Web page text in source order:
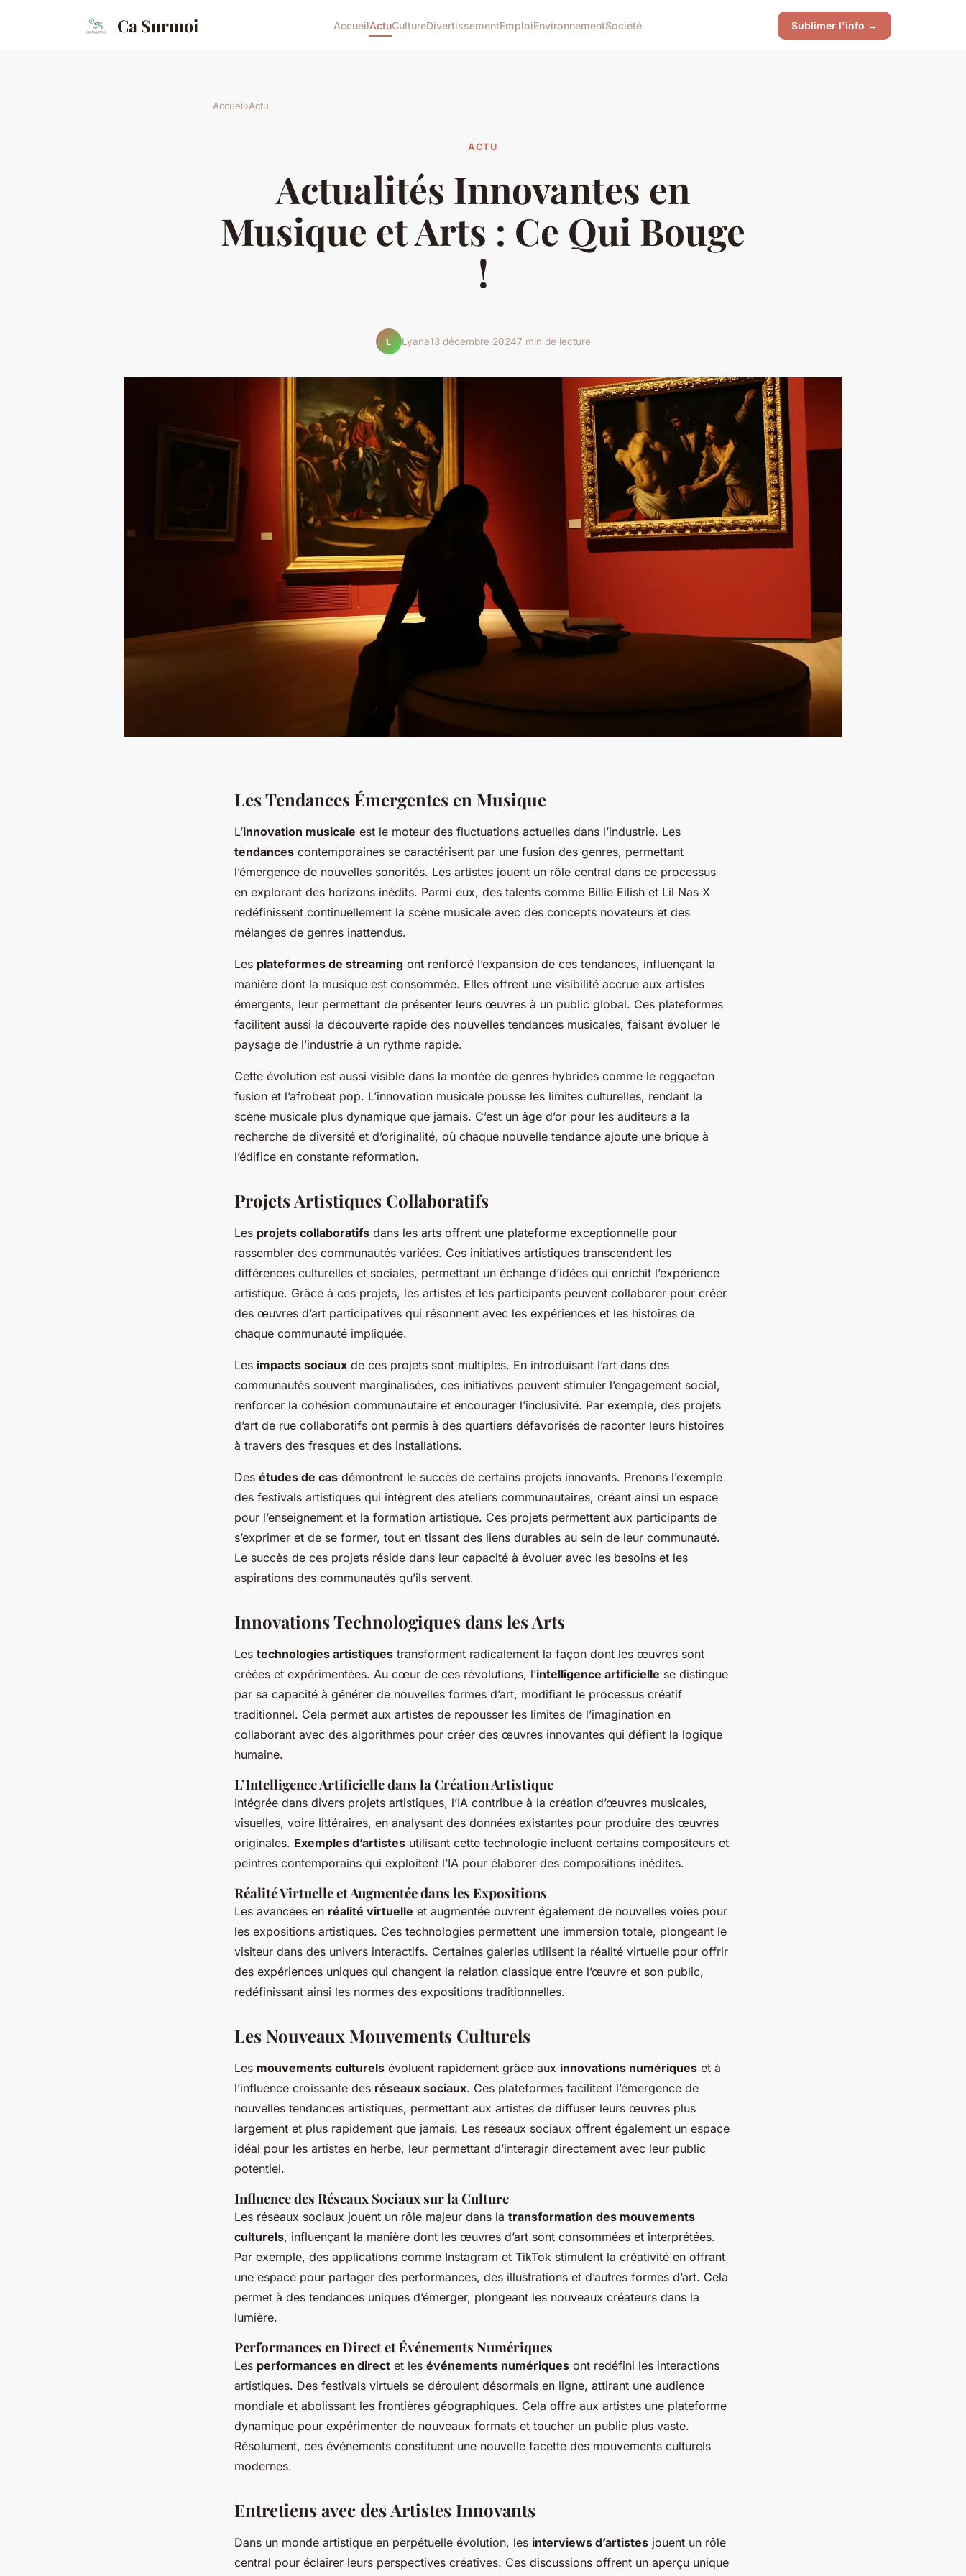
Ca Surmoi AccueilActuCultureDivertissementEmploiEnvironnementSociété Sublimer l'info →
Accueil›Actu
ACTU
Actualités Innovantes en
Musique et Arts : Ce Qui Bouge
!
L Lyana13 décembre 20247 min de lecture
Les Tendances Émergentes en Musique
L’innovation musicale est le moteur des fluctuations actuelles dans l’industrie. Les
tendances contemporaines se caractérisent par une fusion des genres, permettant
l’émergence de nouvelles sonorités. Les artistes jouent un rôle central dans ce processus
en explorant des horizons inédits. Parmi eux, des talents comme Billie Eilish et Lil Nas X
redéfinissent continuellement la scène musicale avec des concepts novateurs et des
mélanges de genres inattendus.
Les plateformes de streaming ont renforcé l’expansion de ces tendances, influençant la
manière dont la musique est consommée. Elles offrent une visibilité accrue aux artistes
émergents, leur permettant de présenter leurs œuvres à un public global. Ces plateformes
facilitent aussi la découverte rapide des nouvelles tendances musicales, faisant évoluer le
paysage de l’industrie à un rythme rapide.
Cette évolution est aussi visible dans la montée de genres hybrides comme le reggaeton
fusion et l’afrobeat pop. L’innovation musicale pousse les limites culturelles, rendant la
scène musicale plus dynamique que jamais. C’est un âge d’or pour les auditeurs à la
recherche de diversité et d’originalité, où chaque nouvelle tendance ajoute une brique à
l’édifice en constante reformation.
Projets Artistiques Collaboratifs
Les projets collaboratifs dans les arts offrent une plateforme exceptionnelle pour
rassembler des communautés variées. Ces initiatives artistiques transcendent les
différences culturelles et sociales, permettant un échange d’idées qui enrichit l’expérience
artistique. Grâce à ces projets, les artistes et les participants peuvent collaborer pour créer
des œuvres d’art participatives qui résonnent avec les expériences et les histoires de
chaque communauté impliquée.
Les impacts sociaux de ces projets sont multiples. En introduisant l’art dans des
communautés souvent marginalisées, ces initiatives peuvent stimuler l’engagement social,
renforcer la cohésion communautaire et encourager l’inclusivité. Par exemple, des projets
d’art de rue collaboratifs ont permis à des quartiers défavorisés de raconter leurs histoires
à travers des fresques et des installations.
Des études de cas démontrent le succès de certains projets innovants. Prenons l’exemple
des festivals artistiques qui intègrent des ateliers communautaires, créant ainsi un espace
pour l’enseignement et la formation artistique. Ces projets permettent aux participants de
s’exprimer et de se former, tout en tissant des liens durables au sein de leur communauté.
Le succès de ces projets réside dans leur capacité à évoluer avec les besoins et les
aspirations des communautés qu’ils servent.
Innovations Technologiques dans les Arts
Les technologies artistiques transforment radicalement la façon dont les œuvres sont
créées et expérimentées. Au cœur de ces révolutions, l’intelligence artificielle se distingue
par sa capacité à générer de nouvelles formes d’art, modifiant le processus créatif
traditionnel. Cela permet aux artistes de repousser les limites de l’imagination en
collaborant avec des algorithmes pour créer des œuvres innovantes qui défient la logique
humaine.
L’Intelligence Artificielle dans la Création Artistique
Intégrée dans divers projets artistiques, l’IA contribue à la création d’œuvres musicales,
visuelles, voire littéraires, en analysant des données existantes pour produire des œuvres
originales. Exemples d’artistes utilisant cette technologie incluent certains compositeurs et
peintres contemporains qui exploitent l’IA pour élaborer des compositions inédites.
Réalité Virtuelle et Augmentée dans les Expositions
Les avancées en réalité virtuelle et augmentée ouvrent également de nouvelles voies pour
les expositions artistiques. Ces technologies permettent une immersion totale, plongeant le
visiteur dans des univers interactifs. Certaines galeries utilisent la réalité virtuelle pour offrir
des expériences uniques qui changent la relation classique entre l’œuvre et son public,
redéfinissant ainsi les normes des expositions traditionnelles.
Les Nouveaux Mouvements Culturels
Les mouvements culturels évoluent rapidement grâce aux innovations numériques et à
l’influence croissante des réseaux sociaux. Ces plateformes facilitent l’émergence de
nouvelles tendances artistiques, permettant aux artistes de diffuser leurs œuvres plus
largement et plus rapidement que jamais. Les réseaux sociaux offrent également un espace
idéal pour les artistes en herbe, leur permettant d’interagir directement avec leur public
potentiel.
Influence des Réseaux Sociaux sur la Culture
Les réseaux sociaux jouent un rôle majeur dans la transformation des mouvements
culturels, influençant la manière dont les œuvres d’art sont consommées et interprétées.
Par exemple, des applications comme Instagram et TikTok stimulent la créativité en offrant
une espace pour partager des performances, des illustrations et d’autres formes d’art. Cela
permet à des tendances uniques d’émerger, plongeant les nouveaux créateurs dans la
lumière.
Performances en Direct et Événements Numériques
Les performances en direct et les événements numériques ont redéfini les interactions
artistiques. Des festivals virtuels se déroulent désormais en ligne, attirant une audience
mondiale et abolissant les frontières géographiques. Cela offre aux artistes une plateforme
dynamique pour expérimenter de nouveaux formats et toucher un public plus vaste.
Résolument, ces événements constituent une nouvelle facette des mouvements culturels
modernes.
Entretiens avec des Artistes Innovants
Dans un monde artistique en perpétuelle évolution, les interviews d’artistes jouent un rôle
central pour éclairer leurs perspectives créatives. Ces discussions offrent un aperçu unique